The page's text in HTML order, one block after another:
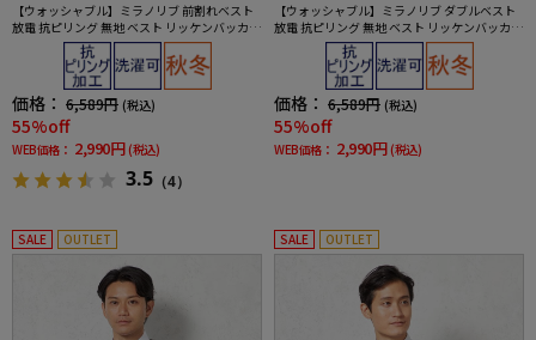
【ウォッシャブル】ミラノリブ 前割れベスト
放電 抗ピリング 無地 ベスト リッケンバッカー
価格： 6,589円 (税込)
55%off
WEB価格： 2,990円 (税込)
3.5 （4）
【ウォッシャブル】ミラノリブ ダブルベスト
放電 抗ピリング 無地 ベスト リッケンバッカー
価格： 6,589円 (税込)
55%off
WEB価格： 2,990円 (税込)
SALE OUTLET SALE OUTLET